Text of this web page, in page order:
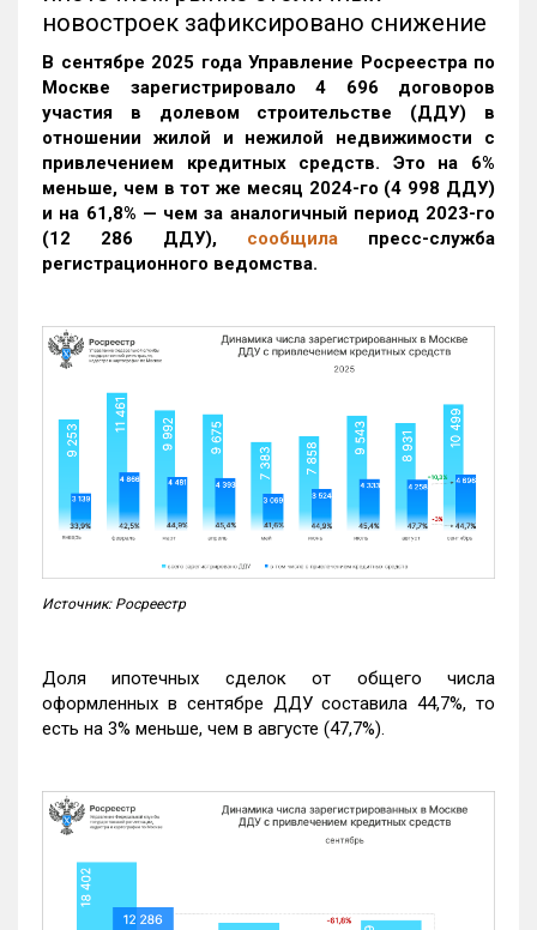
новостроек зафиксировано снижение
В сентябре 2025 года Управление Росреестра по
Москве зарегистрировало 4 696 договоров
участия в долевом строительстве (ДДУ) в
отношении жилой и нежилой недвижимости с
привлечением кредитных средств. Это на 6%
меньше, чем в тот же месяц 2024-го (4 998 ДДУ)
и на 61,8% — чем за аналогичный период 2023-го
(12 286 ДДУ), сообщила пресс-служба
регистрационного ведомства.
Источник: Росреестр
Доля ипотечных сделок от общего числа
оформленных в сентябре ДДУ составила 44,7%, то
есть на 3% меньше, чем в августе (47,7%).